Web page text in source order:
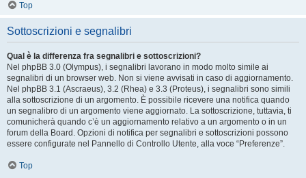
Top
Sottoscrizioni e segnalibri
Qual è la differenza fra segnalibri e sottoscrizioni?
Nel phpBB 3.0 (Olympus), i segnalibri lavorano in modo molto simile ai
segnalibri di un browser web. Non si viene avvisati in caso di aggiornamento.
Nel phpBB 3.1 (Ascraeus), 3.2 (Rhea) e 3.3 (Proteus), i segnalibri sono simili
alla sottoscrizione di un argomento. È possibile ricevere una notifica quando
un segnalibro di un argomento viene aggiornato. La sottoscrizione, tuttavia, ti
comunicherà quando c’è un aggiornamento relativo a un argomento o in un
forum della Board. Opzioni di notifica per segnalibri e sottoscrizioni possono
essere configurate nel Pannello di Controllo Utente, alla voce “Preferenze”.
Top